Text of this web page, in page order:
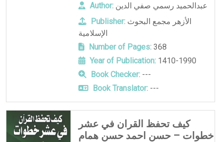
Author: عبدالحميد رسمي صفي الدين
Publisher: الأزهر مجمع البحوث
الإسلامية
Number of Pages:368
Year of Publication:1410-1990
Book Checker:---
Book Translator:---
كيف تحفظ القران في عشر
خطوات – حسن احمد حسن همام